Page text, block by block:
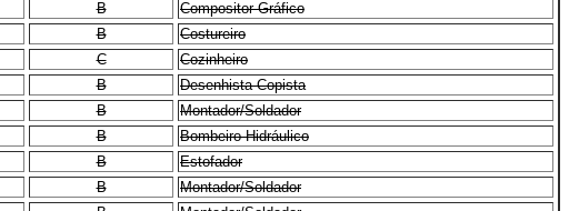
B
Compositor Gráfico
B
Costureiro
C
Cozinheiro
B
Desenhista Copista
B
Montador/Soldador
B
Bombeiro Hidráulico
B
Estofador
B
Montador/Soldador